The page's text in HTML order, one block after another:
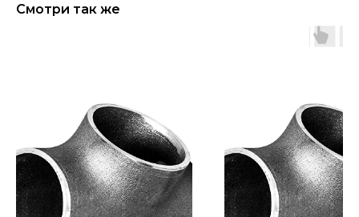
Смотри так же